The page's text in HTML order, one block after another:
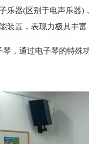
乐器(区别于电声乐器
装置，表现力极其丰
，通过电子琴的特殊